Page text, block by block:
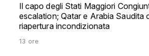
Il capo degli Stati Maggiori
escalation; Qatar e Arabia
riapertura incondizionata
13 ore